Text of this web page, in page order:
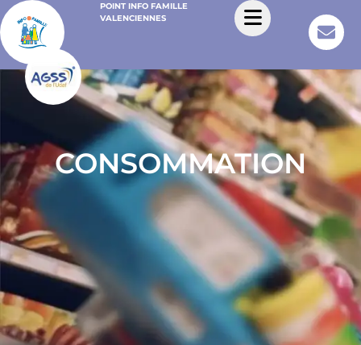
POINT INFO FAMILLE
VALENCIENNES
CONSOMMATION